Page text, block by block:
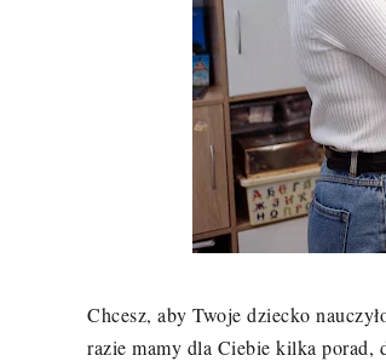
Chcesz, aby Twoje dziecko
razie mamy dla Ciebie kilka porad,